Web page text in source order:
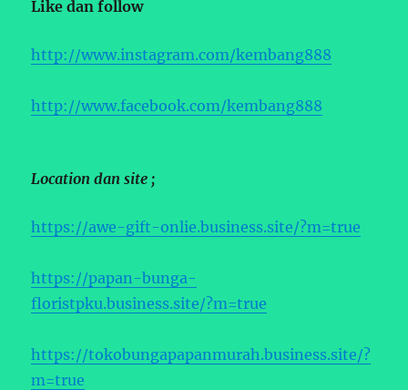
Like dan follow
http://www.instagram.com/kembang888
http://www.facebook.com/kembang888
Location dan site ;
https://awe-gift-onlie.business.site/?m=true
https://papan-bunga-
floristpku.business.site/?m=true
https://tokobungapapanmurah.business.site/?
m=true